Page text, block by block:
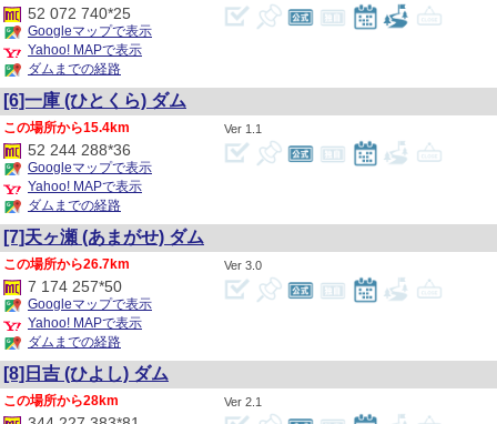
52 072 740*25
Googleマップで表示
Yahoo! MAPで表示
ダムまでの経路
[6]一庫 (ひとくら) ダム
1.1
15.4km
52 244 288*36
Googleマップで表示
Yahoo! MAPで表示
ダムまでの経路
[7]天ヶ瀬 (あまがせ) ダム
3.0
26.7km
7 174 257*50
Googleマップで表示
Yahoo! MAPで表示
ダムまでの経路
[8]日吉 (ひよし) ダム
2.1
28km